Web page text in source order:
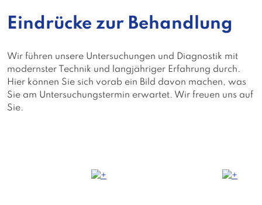
Eindrücke zur Behandlung
Wir führen unsere Untersuchungen und Diagnostik mit
modernster Technik und langjähriger Erfahrung durch.
Hier können Sie sich vorab ein Bild davon machen, was
Sie am Untersuchungstermin erwartet. Wir freuen uns auf
Sie.